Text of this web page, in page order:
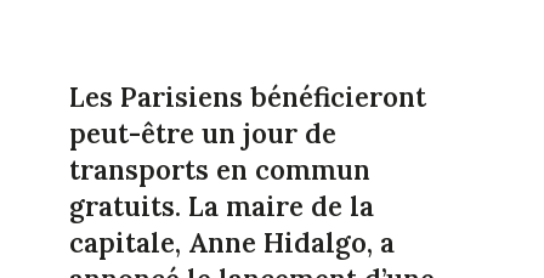
Les Parisiens bénéficieront
peut-être un jour de
transports en commun
gratuits. La maire de la
capitale, Anne Hidalgo, a